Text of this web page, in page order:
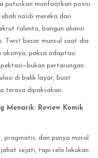
putuskan manfaatkan posisi
nasib mereka dari
talenta, bangun aliansi
Twist besar muncul saat dia
aksinya, paksa adaptasi
pertarungan
di balik layar, buat
terasa dipaksakan.
Menarik: Review Komik
dan punya moral
sejati, tapi rela lakukan